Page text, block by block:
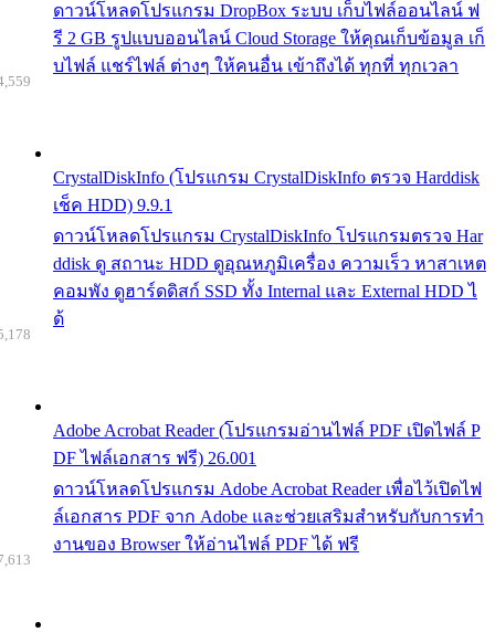
ดาวน์โหลดโปรแกรม DropBox ระบบ เก็บไฟล์ออนไลน์ ฟ
รี 2 GB รูปแบบออนไลน์ Cloud Storage ให้คุณเก็บข้อมูล เก็
บไฟล์ แชร์ไฟล์ ต่างๆ ให้คนอื่น เข้าถึงได้ ทุกที่ ทุกเวลา
CrystalDiskInfo (โปรแกรม CrystalDiskInfo ตรวจ Harddisk
เช็ค HDD) 9.9.1
ดาวน์โหลดโปรแกรม CrystalDiskInfo โปรแกรมตรวจ Har
ddisk ดู สถานะ HDD ดูอุณหภูมิเครื่อง ความเร็ว หาสาเหต
คอมพัง ดูฮาร์ดดิสก์ SSD ทั้ง Internal และ External HDD ไ
ด้
Adobe Acrobat Reader (โปรแกรมอ่านไฟล์ PDF เปิดไฟล์ P
DF ไฟล์เอกสาร ฟรี) 26.001
ดาวน์โหลดโปรแกรม Adobe Acrobat Reader เพื่อไว้เปิดไฟ
ล์เอกสาร PDF จาก Adobe และช่วยเสริมสำหรับกับการทำ
งานของ Browser ให้อ่านไฟล์ PDF ได้ ฟรี